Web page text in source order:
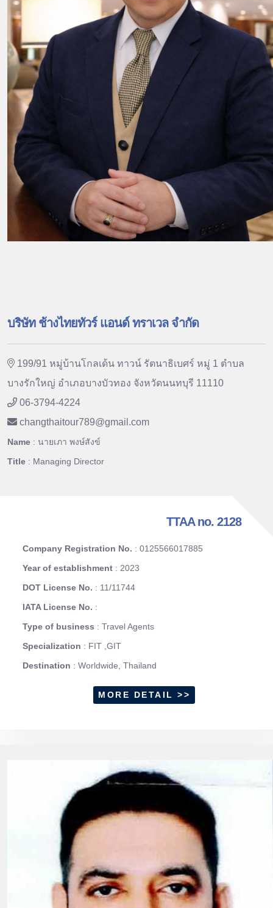
บริษัท ช้างไทยทัวร์ แอนด์ ทราเวล จำกัด
199/91 หมู่บ้านโกลเด้น ทาวน์ รัตนาธิเบศร์ หมู่ 1 ตำบล
บางรักใหญ่ อำเภอบางบัวทอง จังหวัดนนทบุรี 11110
06-3794-4224
changthaitour789@gmail.com
Name : นายเภา พงษ์สังข์
Title : Managing Director
TTAA no. 2128
Company Registration No. : 0125566017885
Year of establishment : 2023
DOT License No. : 11/11744
IATA License No. :
Type of business : Travel Agents
Specialization : FIT ,GIT
Destination : Worldwide, Thailand
MORE DETAIL >>